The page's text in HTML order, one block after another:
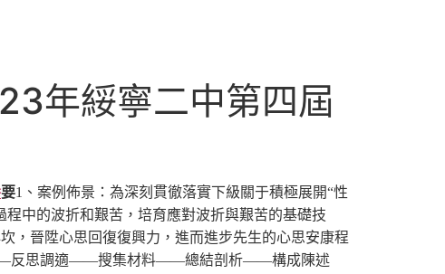
年綏寧二中第四屆
要1、案例佈景：為深刻貫徹落實下級關于積極展開“性
中的波折和艱苦，培育應對波折與艱苦的基礎技
，晉陞心思回復復興力，進而進步先生的心思安康程
反思調適——搜集材料——總結剖析——構成陳述